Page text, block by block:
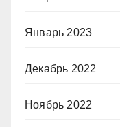
Январь 2023
Декабрь 2022
Ноябрь 2022